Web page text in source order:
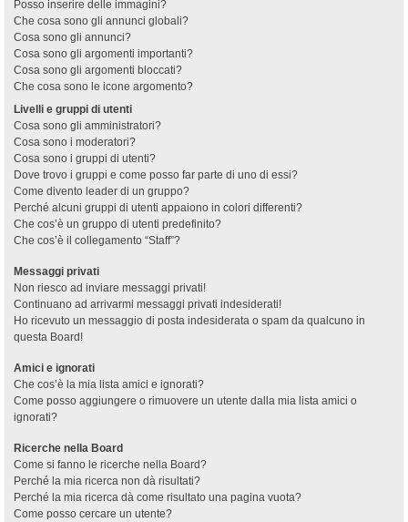
Posso inserire delle immagini?
Che cosa sono gli annunci globali?
Cosa sono gli annunci?
Cosa sono gli argomenti importanti?
Cosa sono gli argomenti bloccati?
Che cosa sono le icone argomento?
Livelli e gruppi di utenti
Cosa sono gli amministratori?
Cosa sono i moderatori?
Cosa sono i gruppi di utenti?
Dove trovo i gruppi e come posso far parte di uno di essi?
Come divento leader di un gruppo?
Perché alcuni gruppi di utenti appaiono in colori differenti?
Che cos’è un gruppo di utenti predefinito?
Che cos’è il collegamento “Staff”?
Messaggi privati
Non riesco ad inviare messaggi privati!
Continuano ad arrivarmi messaggi privati indesiderati!
Ho ricevuto un messaggio di posta indesiderata o spam da qualcuno in
questa Board!
Amici e ignorati
Che cos’è la mia lista amici e ignorati?
Come posso aggiungere o rimuovere un utente dalla mia lista amici o
ignorati?
Ricerche nella Board
Come si fanno le ricerche nella Board?
Perché la mia ricerca non dà risultati?
Perché la mia ricerca dà come risultato una pagina vuota?
Come posso cercare un utente?